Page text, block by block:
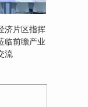
济片区指挥
临前瞻产业
流